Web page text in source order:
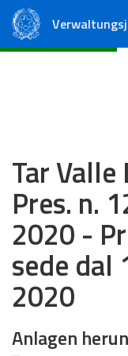
Tar Valle
Pres. n.
2020 -
sede dal
2020
Anlagen